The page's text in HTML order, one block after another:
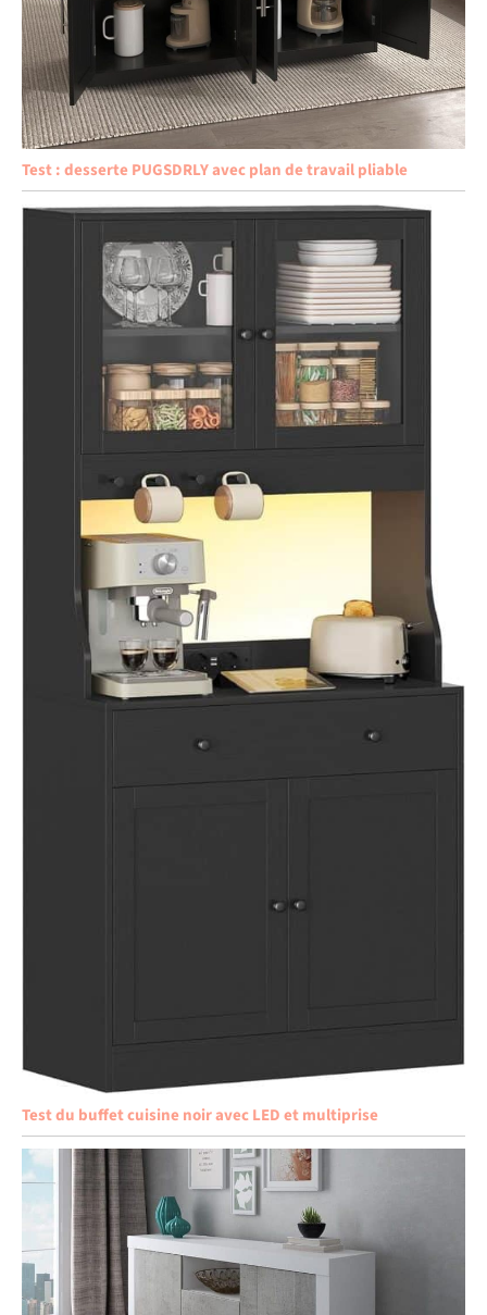
Test : desserte PUGSDRLY avec plan de travail pliable
Test du buffet cuisine noir avec LED et multiprise